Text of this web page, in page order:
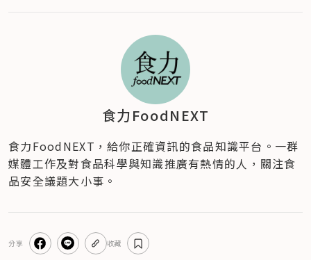
食力FoodNEXT
食力FoodNEXT，給你正確資訊的食品知識平台。一群
媒體工作及對食品科學與知識推廣有熱情的人，關注食
品安全議題大小事。
分享 收藏